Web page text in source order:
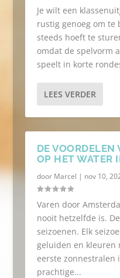
Je wilt een
rustig genoeg om te
steeds hoeft te
omdat de spelvorm
speelt in korte
LEES VERDER
DE VOORDELEN
OP HET WATER
door Marcel | nov 10,
Varen door
nooit hetzelfde is.
seizoenen. Elk
geluiden en kleuren
eerste zonnestralen
prachtige...